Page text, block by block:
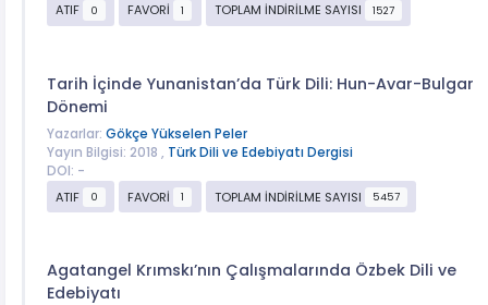
ATIF
0 FAVORİ 1 TOPLAM İNDİRİLME SAYISI 1527
Tarih İçinde Yunanistan’da Türk Dili: Hun-Avar-Bulgar
Dönemi
Yazarlar: Gökçe Yükselen Peler
Yayın Bilgisi: 2018 , Türk Dili ve Edebiyatı Dergisi
DOI: -
ATIF
0 FAVORİ 1 TOPLAM İNDİRİLME SAYISI 5457
Agatangel Krımskı’nın Çalışmalarında Özbek Dili ve
Edebiyatı